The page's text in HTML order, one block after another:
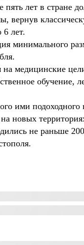
лет в стране
вернув
6 лет.
минимального
медицинские
обучение,
ими подоходного
новых
не раньше